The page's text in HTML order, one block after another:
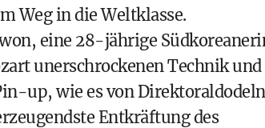
Weg in die Weltklasse.
eine 28-jährige
unerschrockenen Technik und
up, wie es von Direktoraldodeln
Entkräftung des